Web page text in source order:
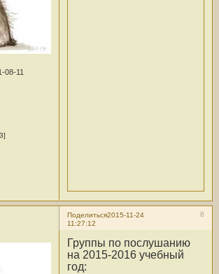
08-11
Поделиться 8
2015-11-24
11:27:12
Группы по послушанию
на 2015-2016 учебный
год: